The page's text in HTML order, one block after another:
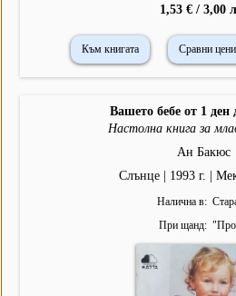
1,53 € / 3,00
Към книгата Сравни цени
Вашето бебе от 1 ден
Настолна книга за
Ан Бакюс
Слънце | 1993 г. |
Налична в
При щанд
"